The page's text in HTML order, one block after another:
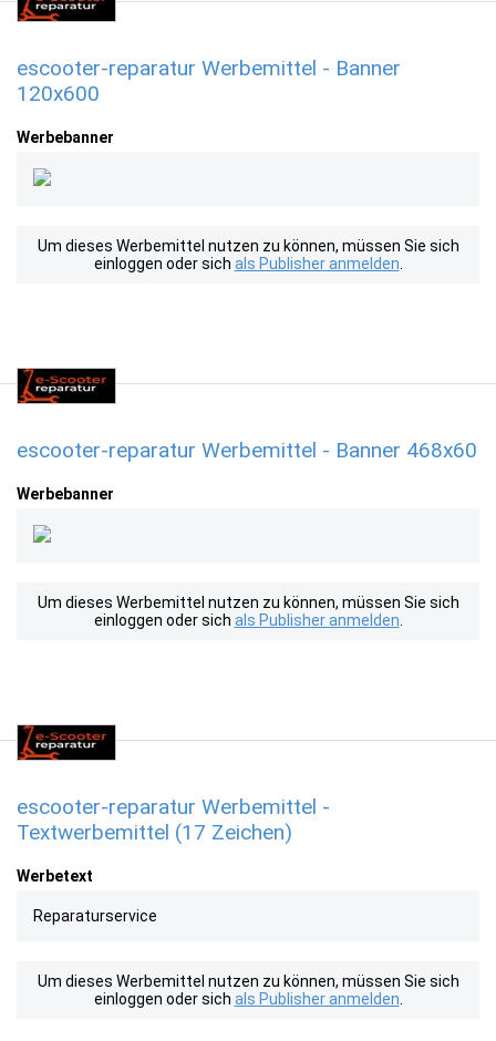
escooter-reparatur Werbemittel - Banner
120x600
Werbebanner
Um dieses Werbemittel nutzen zu können, müssen Sie sich
einloggen oder sich als Publisher anmelden
escooter-reparatur Werbemittel - Banner 468x60
Werbebanner
Um dieses Werbemittel nutzen zu können, müssen Sie sich
einloggen oder sich als Publisher anmelden
escooter-reparatur Werbemittel -
Textwerbemittel (17 Zeichen)
Werbetext
Reparaturservice
Um dieses Werbemittel nutzen zu können, müssen Sie sich
einloggen oder sich als Publisher anmelden